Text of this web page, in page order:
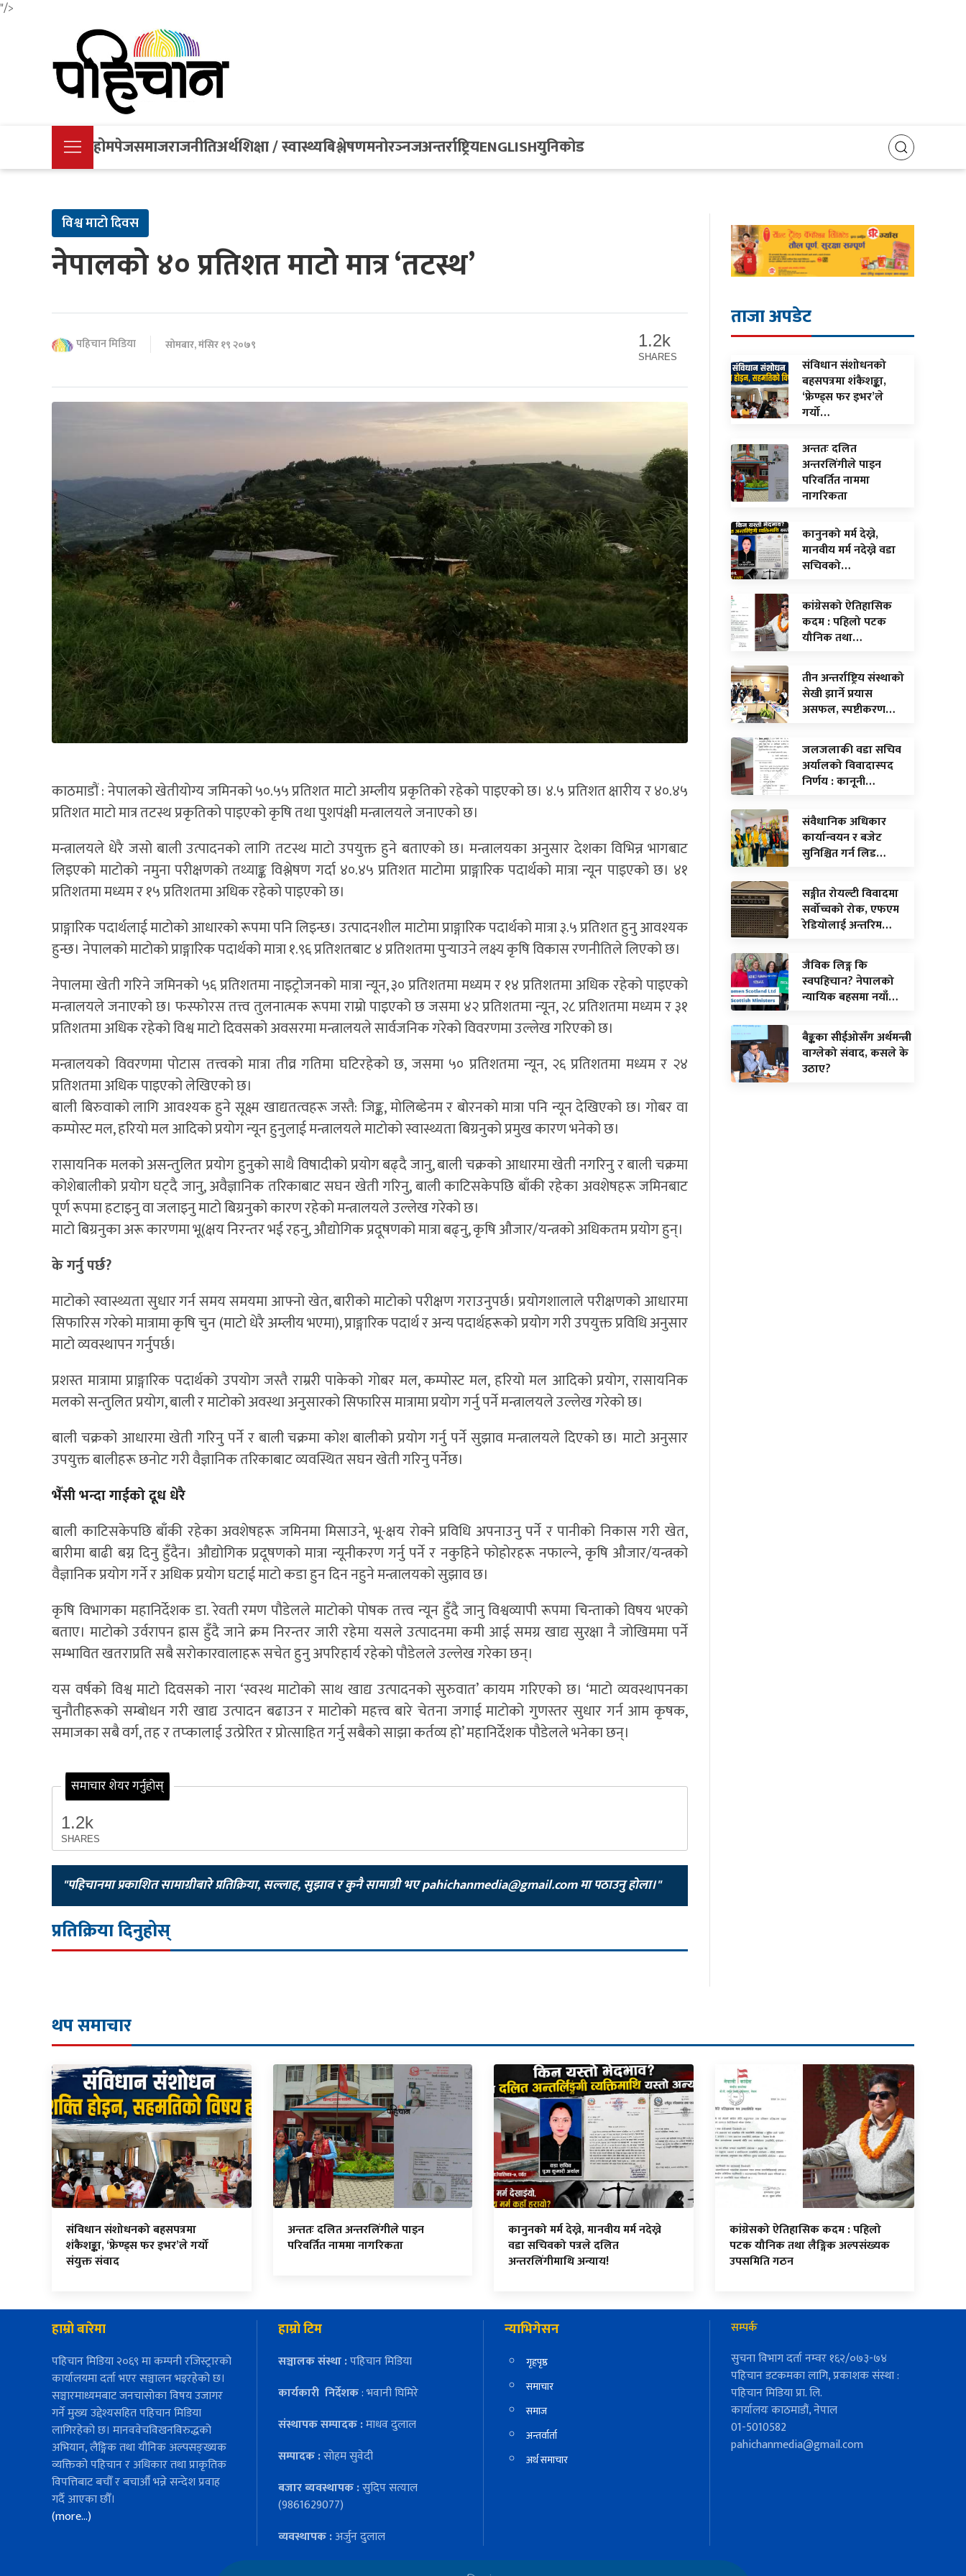
"/>
होमपेजसमाजराजनीतिअर्थशिक्षा / स्वास्थ्यबिश्लेषणमनोरञ्नजअन्तर्राष्ट्रियENGLISHयुनिकोड
विश्व माटो दिवस
नेपालको ४० प्रतिशत माटो मात्र ‘तटस्थ’
पहिचान मिडिया सोमबार, मंसिर १९ २०७९ 1.2k
SHARES
काठमाडौं : नेपालको खेतीयोग्य जमिनको ५०.५५ प्रतिशत माटो अम्लीय प्रकृतिको रहेको पाइएको छ। ४.५ प्रतिशत क्षारीय र ४०.४५
प्रतिशत माटो मात्र तटस्थ प्रकृतिको पाइएको कृषि तथा पुशपंक्षी मन्त्रालयले जनाएको छ।
मन्त्रालयले धेरै जसो बाली उत्पादनको लागि तटस्थ माटो उपयुक्त हुने बताएको छ। मन्त्रालयका अनुसार देशका विभिन्न भागबाट
लिइएको माटोको नमुना परीक्षणको तथ्याङ्क विश्लेषण गर्दा ४०.४५ प्रतिशत माटोमा प्राङ्गारिक पदार्थको मात्रा न्यून पाइएको छ। ४१
प्रतिशतमा मध्यम र १५ प्रतिशतमा अधिक रहेको पाइएको छ।
प्राङ्गारिक पदार्थलाई माटोको आधारको रूपमा पनि लिइन्छ। उत्पादनशील माटोमा प्राङ्गारिक पदार्थको मात्रा ३.५ प्रतिशत हुनु आवश्यक
हुन्छ। नेपालको माटोको प्राङ्गारिक पदार्थको मात्रा १.९६ प्रतिशतबाट ४ प्रतिशतमा पुर्‍याउने लक्ष्य कृषि विकास रणनीतिले लिएको छ।
नेपालमा खेती गरिने जमिनको ५६ प्रतिशतमा नाइट्रोजनको मात्रा न्यून, ३० प्रतिशतमा मध्यम र १४ प्रतिशतमा अधिक रहेको पाइएको
मन्त्रालयले जनाएको छ। फस्फोरस तत्त्व तुलनात्मक रूपमा राम्रो पाइएको छ जसमा ४२ प्रतिशतमा न्यून, २८ प्रतिशतमा मध्यम र ३१
प्रतिशतमा अधिक रहेको विश्व माटो दिवसको अवसरमा मन्त्रालयले सार्वजनिक गरेको विवरणमा उल्लेख गरिएको छ।
मन्त्रालयको विवरणमा पोटास तत्त्वको मात्रा तीव्र गतिमा घटिरहेको छ, जसमा ५० प्रतिशतमा न्यून, २६ प्रतिशतमा मध्यम र २४
प्रतिशतमा अधिक पाइएको लेखिएको छ।
बाली बिरुवाको लागि आवश्यक हुने सूक्ष्म खाद्यतत्वहरू जस्तै: जिङ्क, मोलिब्डेनम र बोरनको मात्रा पनि न्यून देखिएको छ। गोबर वा
कम्पोस्ट मल, हरियो मल आदिको प्रयोग न्यून हुनुलाई मन्त्रालयले माटोको स्वास्थ्यता बिग्रनुको प्रमुख कारण भनेको छ।
रासायनिक मलको असन्तुलित प्रयोग हुनुको साथै विषादीको प्रयोग बढ्दै जानु, बाली चक्रको आधारमा खेती नगरिनु र बाली चक्रमा
कोशेबालीको प्रयोग घट्दै जानु, अवैज्ञानिक तरिकाबाट सघन खेती गरिनु, बाली काटिसकेपछि बाँकी रहेका अवशेषहरू जमिनबाट
पूर्ण रूपमा हटाइनु वा जलाइनु माटो बिग्रनुको कारण रहेको मन्त्रालयले उल्लेख गरेको छ।
माटो बिग्रनुका अरू कारणमा भू(क्षय निरन्तर भई रहनु, औद्योगिक प्रदूषणको मात्रा बढ्नु, कृषि औजार/यन्त्रको अधिकतम प्रयोग हुन्।
के गर्नु पर्छ?
माटोको स्वास्थ्यता सुधार गर्न समय समयमा आफ्नो खेत, बारीको माटोको परीक्षण गराउनुपर्छ। प्रयोगशालाले परीक्षणको आधारमा
सिफारिस गरेको मात्रामा कृषि चुन (माटो धेरै अम्लीय भएमा), प्राङ्गारिक पदार्थ र अन्य पदार्थहरूको प्रयोग गरी उपयुक्त प्रविधि अनुसार
माटो व्यवस्थापन गर्नुपर्छ।
प्रशस्त मात्रामा प्राङ्गारिक पदार्थको उपयोग जस्तै राम्ररी पाकेको गोबर मल, कम्पोस्ट मल, हरियो मल आदिको प्रयोग, रासायनिक
मलको सन्तुलित प्रयोग, बाली र माटोको अवस्था अनुसारको सिफारिस मात्रामा प्रयोग गर्नु पर्ने मन्त्रालयले उल्लेख गरेको छ।
बाली चक्रको आधारमा खेती गरिनु पर्ने र बाली चक्रमा कोश बालीको प्रयोग गर्नु पर्ने सुझाव मन्त्रालयले दिएको छ। माटो अनुसार
उपयुक्त बालीहरू छनोट गरी वैज्ञानिक तरिकाबाट व्यवस्थित सघन खेती गरिनु पर्नेछ।
भैँसी भन्दा गाईको दूध धेरै
बाली काटिसकेपछि बाँकी रहेका अवशेषहरू जमिनमा मिसाउने, भू-क्षय रोक्ने प्रविधि अपनाउनु पर्ने र पानीको निकास गरी खेत,
बारीमा बाढी बग्न दिनु हुँदैन। औद्योगिक प्रदूषणको मात्रा न्यूनीकरण गर्नु पर्ने र नकुहिने फोहोरहरू नफाल्ने, कृषि औजार/यन्त्रको
वैज्ञानिक प्रयोग गर्ने र अधिक प्रयोग घटाई माटो कडा हुन दिन नहुने मन्त्रालयको सुझाव छ।
कृषि विभागका महानिर्देशक डा. रेवती रमण पौडेलले माटोको पोषक तत्त्व न्यून हुँदै जानु विश्वव्यापी रूपमा चिन्ताको विषय भएको
बताए। माटोको उर्वरापन ह्रास हुँदै जाने क्रम निरन्तर जारी रहेमा यसले उत्पादनमा कमी आई समग्र खाद्य सुरक्षा नै जोखिममा पर्ने
सम्भावित खतराप्रति सबै सरोकारवालाहरू सचेत हुनु अपरिहार्य रहेको पौडेलले उल्लेख गरेका छन्।
यस वर्षको विश्व माटो दिवसको नारा ‘स्वस्थ माटोको साथ खाद्य उत्पादनको सुरुवात’ कायम गरिएको छ। ‘माटो व्यवस्थापनका
चुनौतीहरूको सम्बोधन गरी खाद्य उत्पादन बढाउन र माटोको महत्त्व बारे चेतना जगाई माटोको गुणस्तर सुधार गर्न आम कृषक,
समाजका सबै वर्ग, तह र तप्कालाई उत्प्रेरित र प्रोत्साहित गर्नु सबैको साझा कर्तव्य हो’ महानिर्देशक पौडेलले भनेका छन्।
समाचार शेयर गर्नुहोस्
1.2k
SHARES
"पहिचानमा प्रकाशित सामाग्रीबारे प्रतिक्रिया, सल्लाह, सुझाव र कुनै सामाग्री भएpahichanmedia@gmail.comमा पठाउनु होला।"
प्रतिक्रिया दिनुहोस्
ताजा अपडेट
संविधान संशोधनको
बहसपत्रमा शंकैशङ्का,
‘फ्रेण्ड्स फर इभर’ले
गर्यो…
अन्ततः दलित
अन्तरलिंगीले पाइन
परिवर्तित नाममा
नागरिकता
कानुनको मर्म देख्ने,
मानवीय मर्म नदेख्ने वडा
सचिवको…
कांग्रेसको ऐतिहासिक
कदम : पहिलो पटक
यौनिक तथा…
तीन अन्तर्राष्ट्रिय संस्थाको
सेखी झार्ने प्रयास
असफल, स्पष्टीकरण…
जलजलाकी वडा सचिव
अर्यालको विवादास्पद
निर्णय : कानूनी…
संवैधानिक अधिकार
कार्यान्वयन र बजेट
सुनिश्चित गर्न लिड…
सङ्गीत रोयल्टी विवादमा
सर्वोच्चको रोक, एफएम
रेडियोलाई अन्तरिम…
जैविक लिङ्ग कि
स्वपहिचान? नेपालको
न्यायिक बहसमा नयाँ…
बैङ्कका सीईओसँग अर्थमन्त्री
वाग्लेको संवाद, कसले के
उठाए?
थप समाचार
संविधान संशोधनको बहसपत्रमा
शंकैशङ्का, ‘फ्रेण्ड्स फर इभर’ले गर्यो
संयुक्त संवाद
अन्ततः दलित अन्तरलिंगीले पाइन
परिवर्तित नाममा नागरिकता
कानुनको मर्म देख्ने, मानवीय मर्म नदेख्ने
वडा सचिवको पत्रले दलित
अन्तरलिंगीमाथि अन्याय!
कांग्रेसको ऐतिहासिक कदम : पहिलो
पटक यौनिक तथा लैङ्गिक अल्पसंख्यक
उपसमिति गठन
हाम्रो बारेमा
पहिचान मिडिया २०६९ मा कम्पनी रजिस्ट्रारको
कार्यालयमा दर्ता भएर सञ्चालन भइरहेको छ।
सञ्चारमाध्यमबाट जनचासोका विषय उजागर
गर्ने मुख्य उद्देश्यसहित पहिचान मिडिया
लागिरहेको छ। मानववेचविखनविरुद्धको
अभियान, लैङ्गिक तथा यौनिक अल्पसङ्ख्यक
व्यक्तिको पहिचान र अधिकार तथा प्राकृतिक
विपत्तिबाट बचौँ र बचाऔँ भन्ने सन्देश प्रवाह
गर्दै आएका छौँ।
(more…)
हाम्रो टिम
सञ्चालक संस्था :पहिचान मिडिया
कार्यकारी निर्देशक: भवानी घिमिरे
संस्थापक सम्पादक :माधव दुलाल
सम्पादक :सोहम सुवेदी
बजार ब्यवस्थापक :सुदिप सत्याल
(9861629077)
व्यवस्थापक :अर्जुन दुलाल
न्याभिगेसन
गृहपृष्ठ
समाचार
समाज
अन्तर्वार्ता
अर्थ समाचार
सम्पर्क
सुचना विभाग दर्ता नम्वर १६२/०७३-७४
पहिचान डटकमका लागि, प्रकाशक संस्था :
पहिचान मिडिया प्रा. लि.
कार्यालयः काठमाडौं, नेपाल
01-5010582
pahichanmedia@gmail.com